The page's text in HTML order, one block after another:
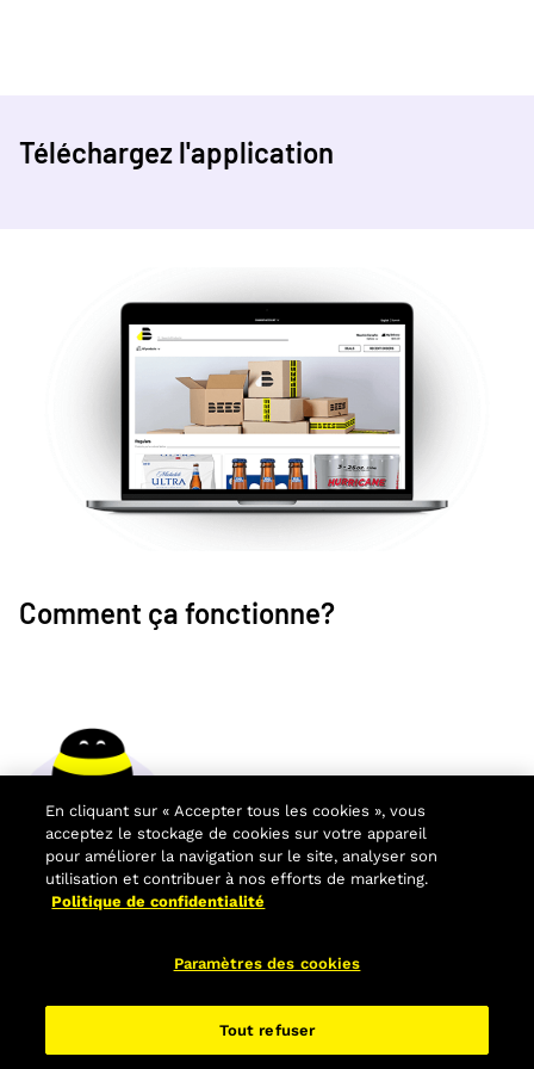
Téléchargez l'application
Comment ça fonctionne?
Les avantages
En cliquant sur « Accepter tous les cookies », vous
acceptez le stockage de cookies sur votre appareil
pour améliorer la navigation sur le site, analyser son
utilisation et contribuer à nos efforts de marketing.
Politique de confidentialité
Paramètres des cookies
Tout refuser